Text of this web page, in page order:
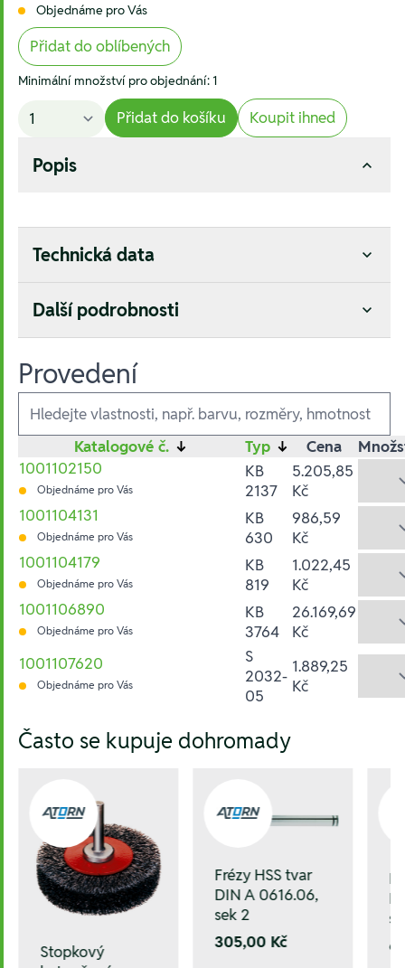
Objednáme pro Vás
Přidat do oblíbených
Minimální množství pro objednání: 1
Přidat do košíku Koupit ihned
Popis
Technická data
Další podrobnosti
Provedení
Ausführungen
Katalogové č. ↓ Typ ↓ Cena
1001102150
Objednáme pro Vás
KB
2137
5.205,85
Kč
1001104131
Objednáme pro Vás
KB
630
986,59
Kč
1001104179
Objednáme pro Vás
KB
819
1.022,45
Kč
1001106890
Objednáme pro Vás
KB
3764
26.169,69
Kč
1001107620
Objednáme pro Vás
S
2032-
05
1.889,25
Kč
Často se kupuje dohromady
Stopkový
Frézy HSS tvar
DIN A 0616.06,
sek 2
305,00 Kč